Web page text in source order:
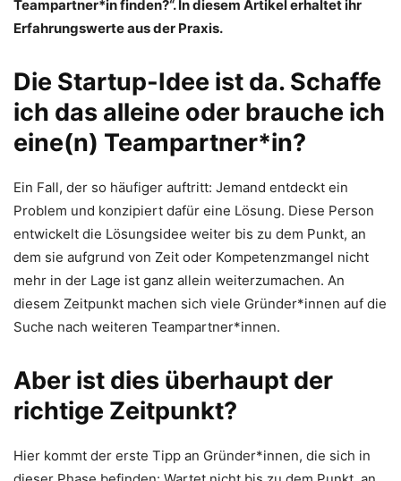
Teampartner*in finden?“. In diesem Artikel erhaltet ihr
Erfahrungswerte aus der Praxis.
Die Startup-Idee ist da. Schaffe
ich das alleine oder brauche ich
eine(n) Teampartner*in?
Ein Fall, der so häufiger auftritt: Jemand entdeckt ein
Problem und konzipiert dafür eine Lösung. Diese Person
entwickelt die Lösungsidee weiter bis zu dem Punkt, an
dem sie aufgrund von Zeit oder Kompetenzmangel nicht
mehr in der Lage ist ganz allein weiterzumachen. An
diesem Zeitpunkt machen sich viele Gründer*innen auf die
Suche nach weiteren Teampartner*innen.
Aber ist dies überhaupt der
richtige Zeitpunkt?
Hier kommt der erste Tipp an Gründer*innen, die sich in